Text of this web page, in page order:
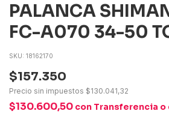
PALANCA
FC-A070 34-50
SKU: 18162170
$157.350
Precio sin impuestos $130.041,32
$130.600,50 con Transferencia